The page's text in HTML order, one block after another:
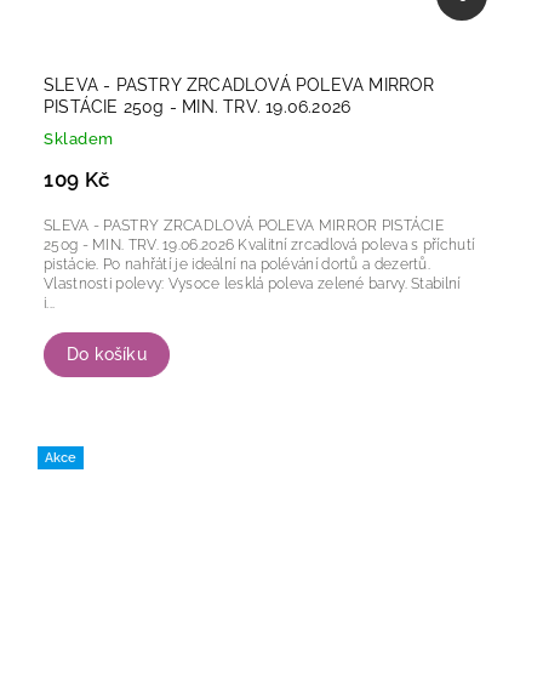
SLEVA - PASTRY ZRCADLOVÁ POLEVA MIRROR
PISTÁCIE 250g - MIN. TRV. 19.06.2026
Skladem
109 Kč
Do košíku
SLEVA - PASTRY ZRCADLOVÁ POLEVA MIRROR PISTÁCIE
250g - MIN. TRV. 19.06.2026 Kvalitní zrcadlová poleva s příchutí
pistácie. Po nahřátí je ideální na polévání dortů a dezertů.
Vlastnosti polevy: Vysoce lesklá poleva zelené barvy. Stabilní
i...
Akce